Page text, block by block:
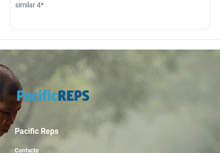
similar 4*
Pacific Reps
Contacto